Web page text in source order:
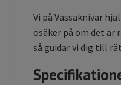
Vi på Vassaknivar
osäker på om det är
så guidar vi dig till